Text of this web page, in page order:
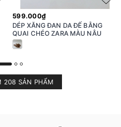
599.000₫
DÉP XĂNG ĐAN DA ĐẾ BẰNG
QUAI CHÉO ZARA MÀU NÂU
208 SẢN PHẨM